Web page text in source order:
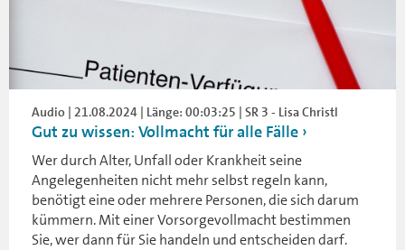
Audio | 21.08.2024 | Länge: 00:03:25 | SR 3 - Lisa Christl
Gut zu wissen: Vollmacht für alle Fälle
Wer durch Alter, Unfall oder Krankheit seine
Angelegenheiten nicht mehr selbst regeln kann,
benötigt eine oder mehrere Personen, die sich darum
kümmern. Mit einer Vorsorgevollmacht bestimmen
Sie, wer dann für Sie handeln und entscheiden darf.